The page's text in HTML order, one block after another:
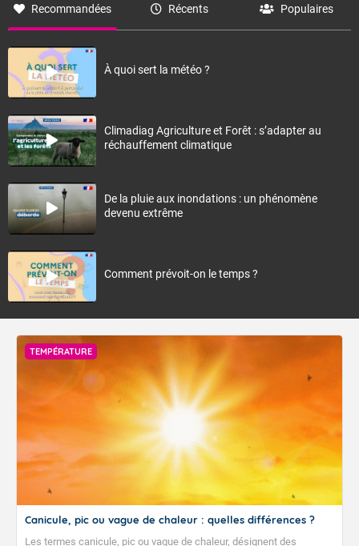
Recommandées Récents Populaires
À quoi sert la météo ?
Climadiag Agriculture et Forêt : s’adapter au
réchauffement climatique
De la pluie aux inondations : un phénomène
devenu extrême
Comment prévoit-on le temps ?
TEMPÉRATURE
Canicule, pic ou vague de chaleur : quelles différences ?
Les termes canicule, pic ou vague de chaleur, désignent des